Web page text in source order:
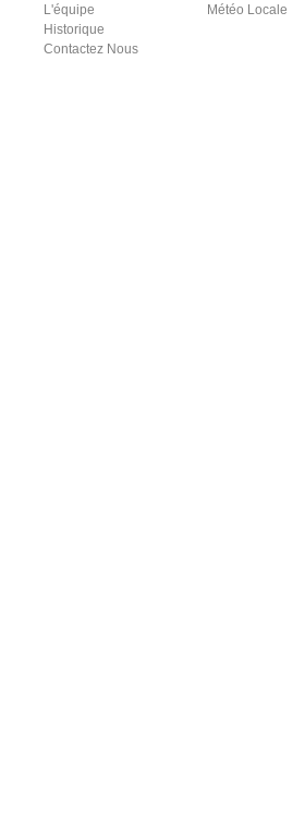
L'équipe
Historique
Contactez Nous
Météo Locale